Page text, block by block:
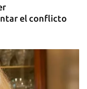
el conflicto